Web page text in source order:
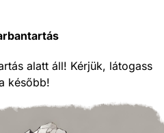
alatt áll! Kérjük, látogass
később!